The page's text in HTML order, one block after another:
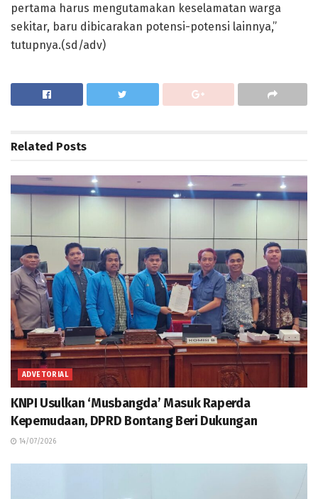
pertama harus mengutamakan keselamatan warga
sekitar, baru dibicarakan potensi-potensi lainnya,”
tutupnya.(sd/adv)
Related Posts
ADVETORIAL
KNPI Usulkan ‘Musbangda’ Masuk Raperda
Kepemudaan, DPRD Bontang Beri Dukungan
14/07/2026